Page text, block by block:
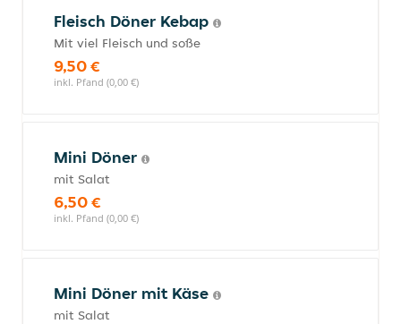
Fleisch Döner Kebap
Mit viel Fleisch und soße
9,50 €
inkl. Pfand (0,00 €)
Mini Döner
mit Salat
6,50 €
inkl. Pfand (0,00 €)
Mini Döner mit Käse
mit Salat